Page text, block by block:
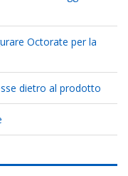
Octorate per la
dietro al prodotto